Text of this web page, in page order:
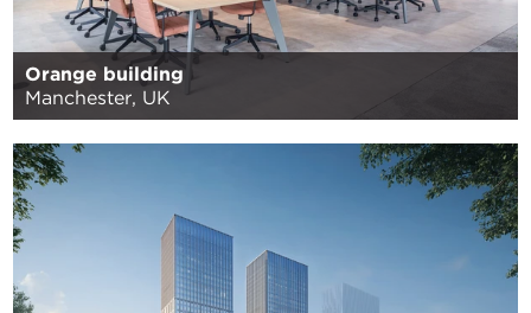
Orange building
Manchester, UK